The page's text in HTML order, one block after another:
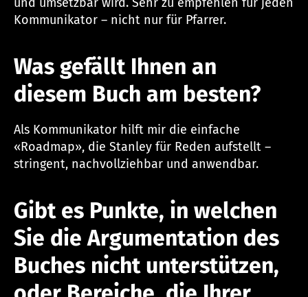
Kommunikator – nicht nur für Pfarrer.
Was gefällt Ihnen an
diesem Buch am besten?
Als Kommunikator hilft mir die einfache
«Roadmap», die Stanley für Reden aufstellt –
stringent, nachvollziehbar und anwendbar.
Gibt es Punkte, in welchen
Sie die Argumentation des
Buches nicht unterstützen,